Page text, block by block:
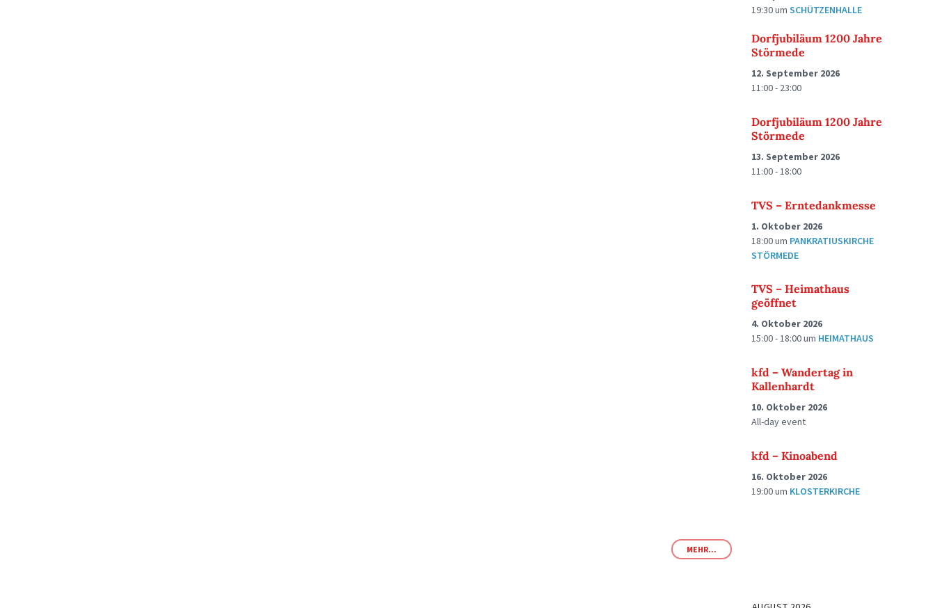
19:30umSCHÜTZENHALLE
Dorfjubiläum 1200 Jahre
Störmede
12. September 2026
11:00 - 23:00
Dorfjubiläum 1200 Jahre
Störmede
13. September 2026
11:00 - 18:00
TVS – Erntedankmesse
1. Oktober 2026
18:00um PANKRATIUSKIRCHE
STÖRMEDE
TVS – Heimathaus
geöffnet
4. Oktober 2026
15:00 - 18:00um HEIMATHAUS
kfd – Wandertag in
Kallenhardt
10. Oktober 2026
All-day event
kfd – Kinoabend
16. Oktober 2026
19:00um KLOSTERKIRCHE
MEHR...